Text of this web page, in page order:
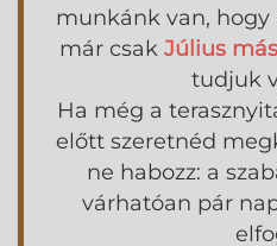
munkánk van, hogy
már csak Július
tudjuk
Ha még a
előtt szeretnéd
ne habozz: a
várhatóan pár